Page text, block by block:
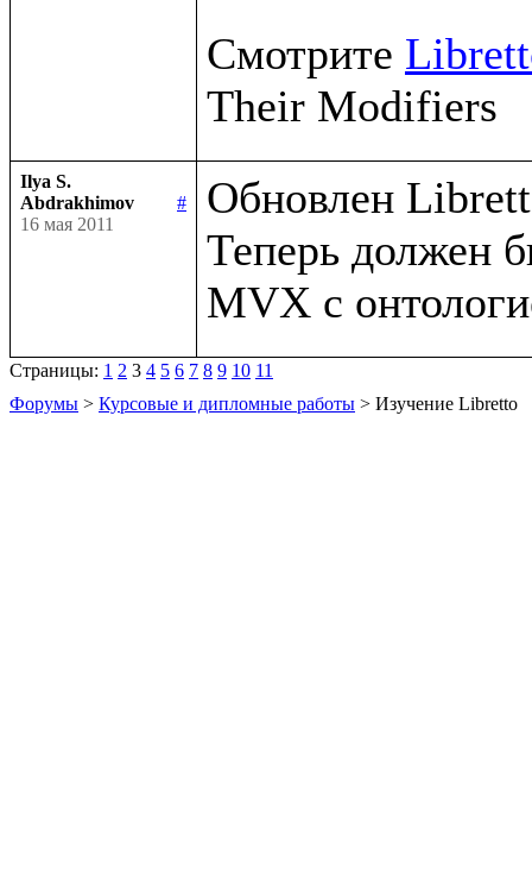
Смотрите
Ilya S.
Abdrakhimov
#
16 мая 2011
Обновлен
Теперь должен
Страницы: 1 2 3 4 5 6 7 8 9 10 11
Форумы > Курсовые и дипломные работы > Изучение Libretto